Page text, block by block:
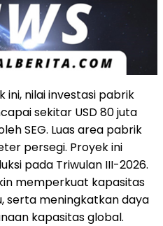
ini, nilai investasi pabrik
sekitar USD 80juta
SEG. Luas area pabrik
persegi. Proyek ini
pada Triwulan III-2026.
memperkuat kapasitas
serta meningkatkan daya
kapasitas global.